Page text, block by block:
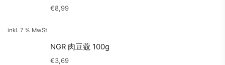
€8,99
inkl. 7 % MwSt.
NGR 肉豆蔻 100g
€3,69